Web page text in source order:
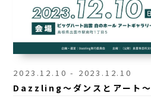
2023.12.10 - 2023.12.10
Dazzling～ダンスとアート～